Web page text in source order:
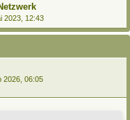
2023, 12:43
2026, 06:05